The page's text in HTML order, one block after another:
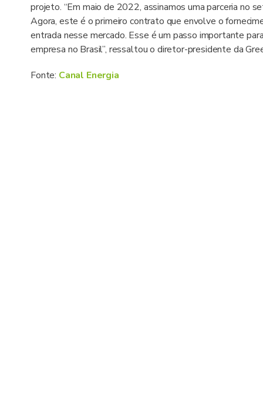
projeto. “Em maio de 2022, assinamos uma parceria no
Agora, este é o primeiro contrato que envolve o
entrada nesse mercado. Esse é um passo importante
empresa no Brasil”, ressaltou o diretor-presidente da
Fonte: Canal Energia